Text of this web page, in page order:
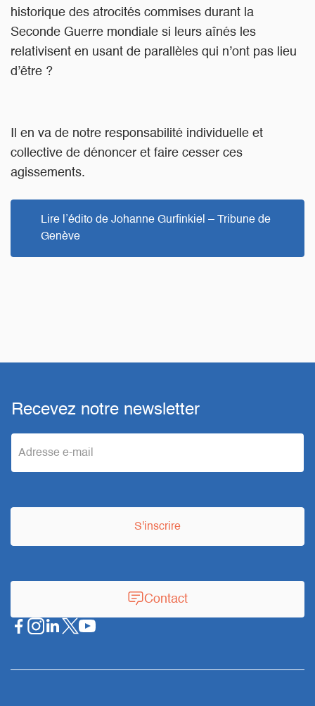
historique des atrocités commises durant la
Seconde Guerre mondiale si leurs aînés les
relativisent en usant de parallèles qui n’ont pas lieu
d’être ?
Il en va de notre responsabilité individuelle et
collective de dénoncer et faire cesser ces
agissements.
Lire l’édito de Johanne Gurfinkiel – Tribune de
Genève
Recevez notre newsletter
e
i
S'inscrire
Contact